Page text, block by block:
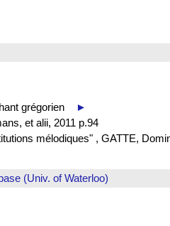
grégorien
►
et alii, 2011 p.94
mélodiques" , GATTE,
(Univ. of Waterloo)